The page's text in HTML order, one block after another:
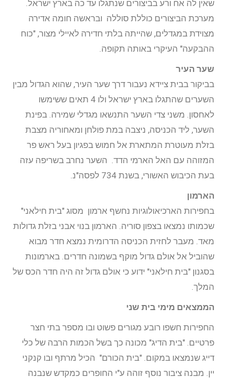
שאין לה אח ורע בביצורים שנתגלו עד כה בארץ ישראל.
מערכת הביצורים כוללת סוללה ובראשה חומה אדירה
מצוידת במגדלים, שהייתה בלתי חדירה לאיילי מצור, "כוח
ההבקעה" העיקרי באותה תקופה.
שער העיר
בביקור בבית ציידא נעבור דרך שער העיר, שהוא הגדול מבין
השערים שהתגלו בארץ ישראל ולו 4 תאים ששימשו
לאחסון. משני צדי השער התנשאו מגדלי שמירה. בפינת
השער, ליד הכניסה, ניצבה במת פולחן ומאחוריה מצבת
בזלת מעוטרת המתארת אל חמוש בפגיון בעל ראש פר
המזוהה עם האל הארמי הדד. השער נחרב בשריפה עזה
בעת הכיבוש האשורי, בשנת 734 לפסה"נ.
הארמון
בחפירות הארכיאולוגיות נחשף ארמון מסוג "בית חילאני"
שכמותו נמצאו בצפון סוריה. הארמון בנוי אבני בזלת גדולות
מאד. מעבר לחזית הכניסה הדרומית נמצא חדר מבוא
שהוביל אל אולם גדול מוקף בשמונה חדרים. בארמונות
בסגנון "בית חילאני" ידוע כי אולם גדול זה היה חדר הכס של
המלך.
הממצאים מימי בית שני
החפירות חשפו רובע מגורים פשוט ובו מספר בתי חצר
פרטיים. "בית הדיג" מכונה כך בשל הכמות הרבה של כלי
דייג שנמצאו במקום. "בית הכורם" הכיל מרתף ובו קנקני
יין. מבנה ציבור נוסף זוהה ע"י החופרים כמקדש שנבנה